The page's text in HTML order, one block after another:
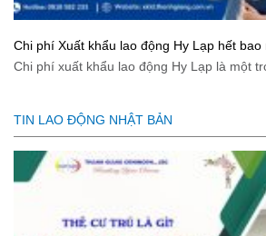
Chi phí Xuất khẩu lao động Hy Lạp hết bao
mới nhất 2026
Chi phí xuất khẩu lao động Hy Lạp là một
TIN LAO ĐỘNG NHẬT BẢN